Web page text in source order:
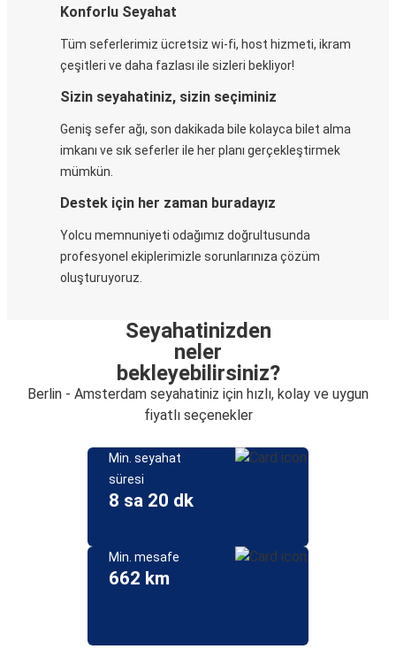
Konforlu Seyahat
Tüm seferlerimiz ücretsiz wi-fi, host hizmeti, ikram
çeşitleri ve daha fazlası ile sizleri bekliyor!
Sizin seyahatiniz, sizin seçiminiz
Geniş sefer ağı, son dakikada bile kolayca bilet alma
imkanı ve sık seferler ile her planı gerçekleştirmek
mümkün.
Destek için her zaman buradayız
Yolcu memnuniyeti odağımız doğrultusunda
profesyonel ekiplerimizle sorunlarınıza çözüm
oluşturuyoruz.
Seyahatinizden
neler
bekleyebilirsiniz?
Berlin - Amsterdam seyahatiniz için hızlı, kolay ve uygun
fiyatlı seçenekler
Min. seyahat
süresi
8 sa 20 dk
Min. mesafe
662 km